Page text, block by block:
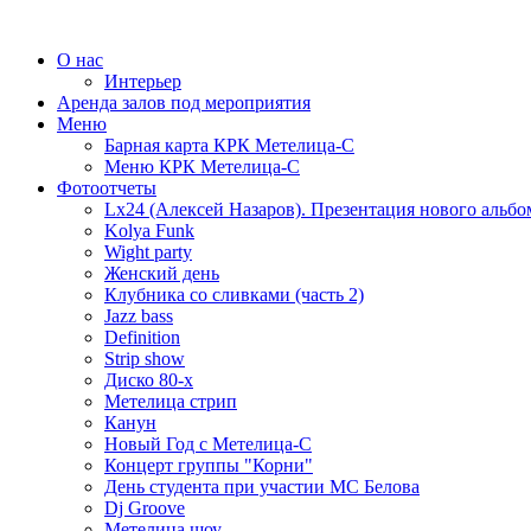
О нас
Интерьер
Аренда залов под мероприятия
Меню
Барная карта КРК Метелица-С
Меню КРК Метелица-С
Фотоотчеты
Lx24 (Алексей Назаров). Презентация нового
Kolya Funk
Wight party
Женский день
Клубника со сливками (часть 2)
Jazz bass
Definition
Strip show
Диско 80-х
Метелица стрип
Канун
Новый Год с Метелица-С
Концерт группы "Корни"
День студента при участии МС Белова
Dj Groove